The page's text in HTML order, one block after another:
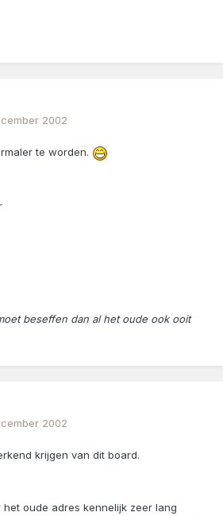
2002
te worden.
beseffen dan al het oude ook ooit
2002
krijgen van dit board.
oude adres kennelijk zeer lang